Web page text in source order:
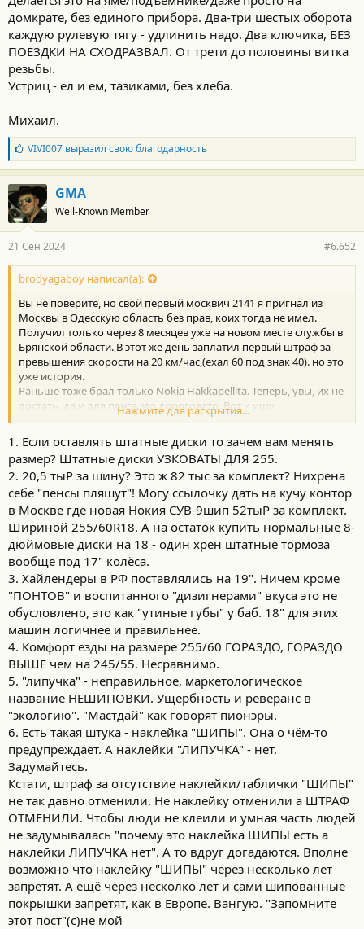
домкрате, без единого прибора. Два-три шестых оборота
каждую рулевую тягу - удлинить надо. Два ключика, БЕЗ
ПОЕЗДКИ НА СХОДРАЗВАЛ. От трети до половины витка
резьбы.
Устриц - ел и ем, тазиками, без хлеба.
Михаил.
Б
л
а
г
о
д
а
н
о
с
и
:
VIVI007выразил свою благодарность
GMA
Well-Known Member
21 Сен 2024 #6.652
brodyagaboy написал(а):
Вы не поверите, но свой первый москвич 2141 я пригнал из
Москвы в Одесскую область без прав, коих тогда не имел.
Получил только через 8 месяцев уже на новом месте службы в
Брянской области. В этот же день заплатил первый штраф за
превышения скорости на 20 км/час,(ехал 60 под знак 40). но это
уже история.
Раньше тоже брал только Nokia Hakkapellita. Теперь, увы, их не
достать, да и для пенса это дороговато. Вот и ищу
альтернативу. Как и Вы всегда брал шипы. Сейчас
рассматриваю и липучку, т.к стиль вождения спокойный без
азарта. 42 года в авиации к разумности приучили.
Сейчас рассматриваю шины на 255/55/19 Ikon или Yokohama.
Хотелось бы быть полностью уверенным, что этот размер не
будет доставлять неприятностей. Что скажете?
Нажмите для раскрытия...
1. Если оставлять штатные диски то зачем вам менять
размер? Штатные диски УЗКОВАТЫ ДЛЯ 255.
2. 20,5 тыР за шину? Это ж 82 тыс за комплект? Нихрена
себе "пенсы пляшут"! Могу ссылочку дать на кучу контор
в Москве где новая Нокия СУВ-9шип 52тыР за комплект.
Шириной 255/60R18. А на остаток купить нормальные 8-
дюймовые диски на 18 - один хрен штатные тормоза
вообще под 17" колёса.
3. Хайлендеры в РФ поставлялись на 19". Ничем кроме
"ПОНТОВ" и воспитанного "дизигнерами" вкуса это не
обусловлено, это как "утиные губы" у баб. 18" для этих
машин логичнее и правильнее.
4. Комфорт езды на размере 255/60 ГОРАЗДО, ГОРАЗДО
ВЫШЕ чем на 245/55. Несравнимо.
5. "липучка" - неправильное, маркетологическое
название НЕШИПОВКИ. Ущербность и реверанс в
"экологию". "Мастдай" как говорят пионэры.
6. Есть такая штука - наклейка "ШИПЫ". Она о чём-то
предупреждает. А наклейки "ЛИПУЧКА" - нет.
Задумайтесь.
Кстати, штраф за отсутствие наклейки/таблички "ШИПЫ"
не так давно отменили. Не наклейку отменили а ШТРАФ
ОТМЕНИЛИ. Чтобы люди не клеили и умная часть людей
не задумывалась "почему это наклейка ШИПЫ есть а
наклейки ЛИПУЧКА нет". А то вдруг догадаются. Вполне
возможно что наклейку "ШИПЫ" через несколько лет
запретят. А ещё через несколко лет и сами шипованные
покрышки запретят, как в Европе. Вангую. "Запомните
этот пост"(с)не мой